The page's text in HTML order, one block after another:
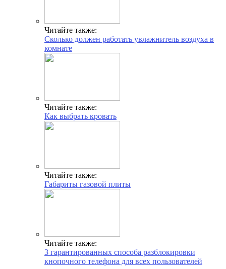
Читайте также:
Сколько должен работать увлажнитель воздуха в
комнате
Читайте также:
Как выбрать кровать
Читайте также:
Габариты газовой плиты
Читайте также:
3 гарантированных способа разблокировки
кнопочного телефона для всех пользователей